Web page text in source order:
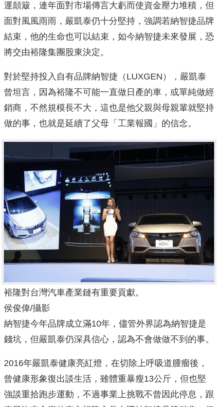
運顛簸，連年面對市場傳言大虧而使資金壓力堆積，但
面對風風雨雨，嚴凱泰仍十分堅持，強調若納智捷品牌
結束，他的生命也可以結束，如今納智捷未來發展，恐
將交由裕隆集團股東決定。
對於堅持投入自有品牌納智捷（LUXGEN），嚴凱泰
曾坦言，因為裕隆不可能一直做日產的車，或單純做經
銷商，不然規模長不大，這也是他父親與母親輩就堅持
做的事，也就是延續了父母「工業報國」的信念。
裕隆對台灣汽車產業鏈有重要貢獻。
侯俊偉/攝影
納智捷今年品牌成立滿10年，儘管外界認為納智捷是
錢坑，但嚴凱泰仍深具信心，認為不會做做不到的事。
2016年嚴凱泰健康亮紅燈，在切除上呼吸道腫瘤後，
曾健康形象復出談生活，雖體重暴瘦13公斤，但也堅
強談重拾跑步運動，不過事業上挑戰不曾因此停息，跟